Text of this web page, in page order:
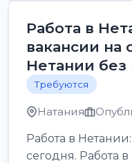
Работа в
вакансии на
Нетании без
Требуются
Натания
Работа в
сегодня. Работа